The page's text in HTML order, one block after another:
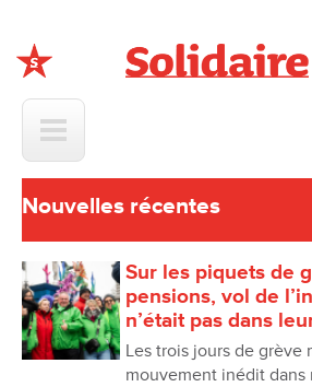
Solidaire
Nouvelles récentes
Sur les piquets de
pensions, vol de
n’était pas dans
Les trois jours de grève
mouvement inédit dans